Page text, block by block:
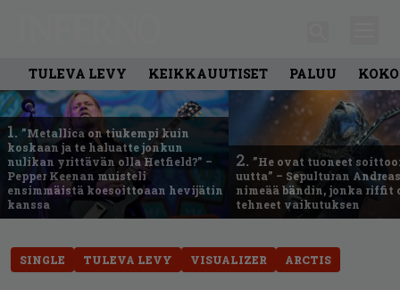
TULEVA LEVY KEIKKAUUTISET PALUU
1. ”Metallica on tiukempi kuin
koskaan ja te haluatte jonkun
nulikan yrittävän olla Hetfield?” –
Pepper Keenan muisteli
ensimmäistä koesoittoaan hevijätin
kanssa
2. ”He ovat tuoneet
uutta” – Sepulturan
nimeää bändin, jonka riffit
tehneet vaikutuksen
SINGLE TULEVA LEVY VISUALIZER ARCTIS